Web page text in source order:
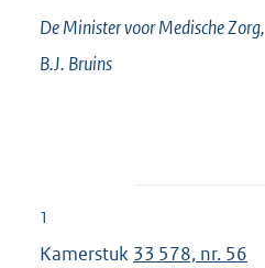
De Minister voor Medische Zorg,
B.J. Bruins
1
Kamerstuk 33 578, nr. 56